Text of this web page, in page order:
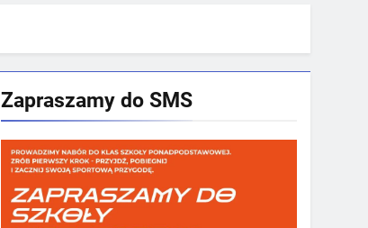
Zapraszamy do SMS